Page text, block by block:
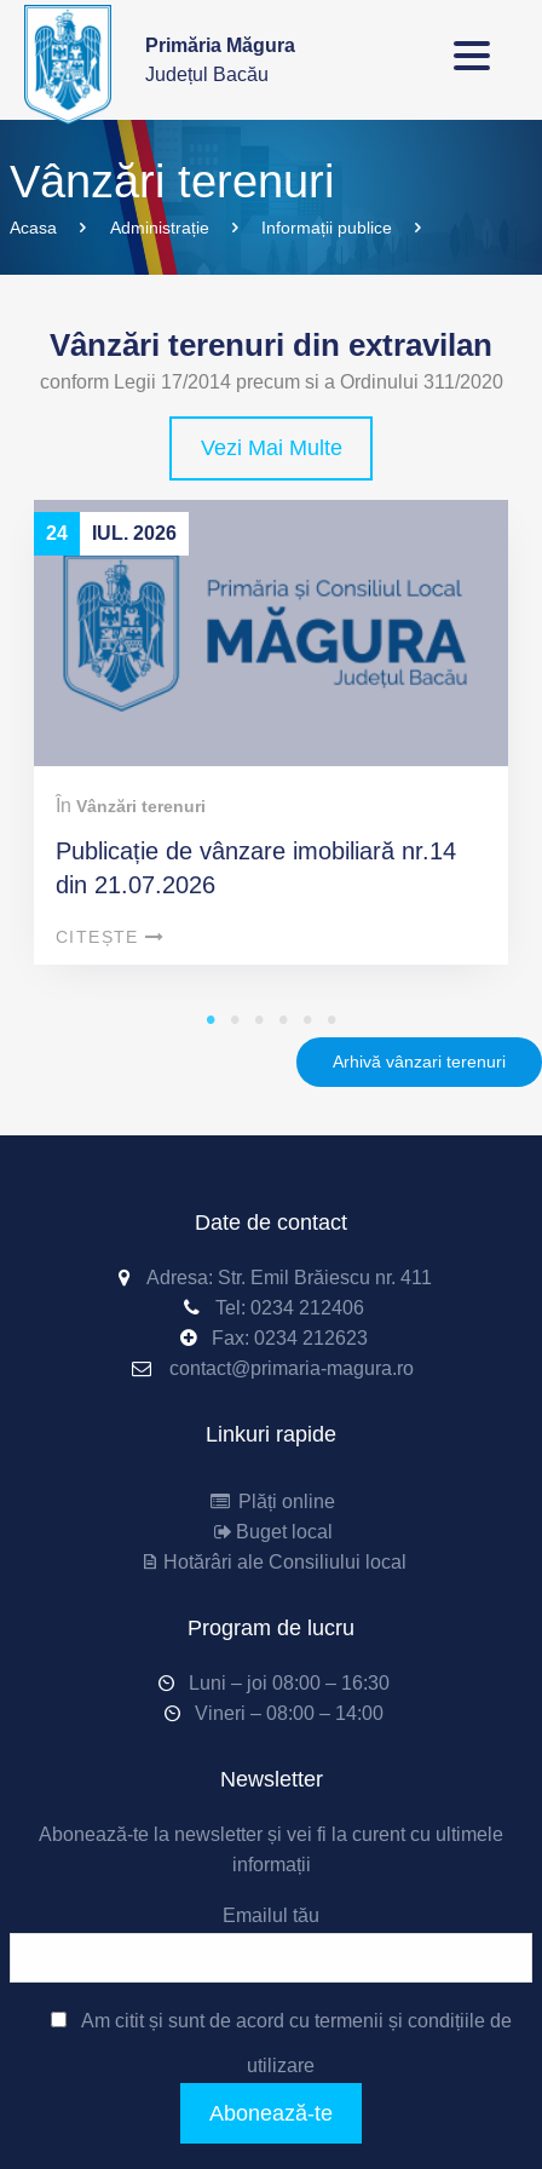
Primăria Măgura
Județul Bacău
Vânzări terenuri
Acasa Administrație Informații publice
Vânzări terenuri din extravilan
conform Legii 17/2014 precum si a Ordinului 311/2020
Vezi Mai Multe
24 IUL. 2026
În Vânzări terenuri
Publicație de vânzare imobiliară nr.14
din 21.07.2026
CITEȘTE
Arhivă vânzari terenuri
Date de contact
Adresa: Str. Emil Brăiescu nr. 411
Tel: 0234 212406
Fax: 0234 212623
contact@primaria-magura.ro
Linkuri rapide
Plăți online
Buget local
Hotărâri ale Consiliului local
Program de lucru
Luni – joi 08:00 – 16:30
Vineri – 08:00 – 14:00
Newsletter
Abonează-te la newsletter și vei fi la curent cu ultimele
informații
Emailul tău
Am citit și sunt de acord cu termenii și condițiile de
utilizare